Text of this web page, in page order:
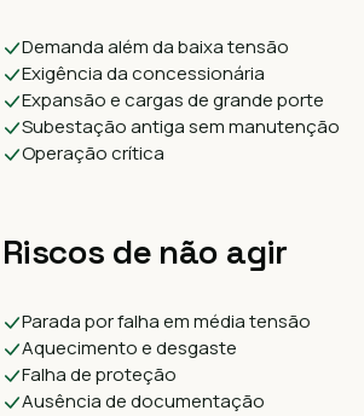
Demanda além da baixa tensão
Exigência da concessionária
Expansão e cargas de grande porte
Subestação antiga sem manutenção
Operação crítica
Riscos de não agir
Parada por falha em média tensão
Aquecimento e desgaste
Falha de proteção
Ausência de documentação